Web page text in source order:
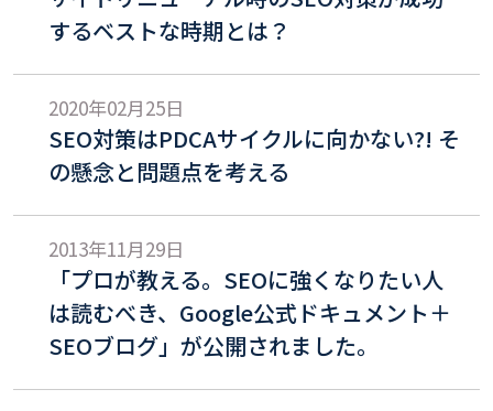
するベストな時期とは？
2020年02月25日
SEO対策はPDCAサイクルに向かない?! そ
の懸念と問題点を考える
2013年11月29日
「プロが教える。SEOに強くなりたい人
は読むべき、Google公式ドキュメント＋
SEOブログ」が公開されました。